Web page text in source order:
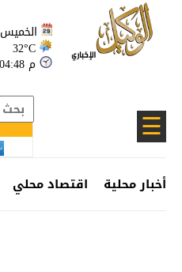
الخميس 2026-08-06
32°C
04:48 م
☰
أخبار محلية اقتصاد محلي